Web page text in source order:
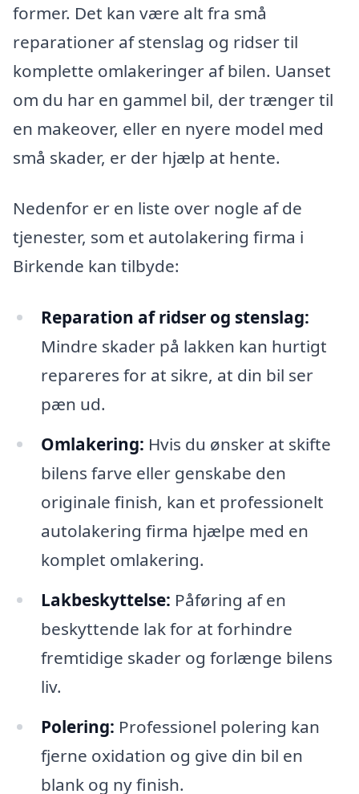
former. Det kan være alt fra små
reparationer af stenslag og ridser til
komplette omlakeringer af bilen. Uanset
om du har en gammel bil, der trænger til
en makeover, eller en nyere model med
små skader, er der hjælp at hente.
Nedenfor er en liste over nogle af de
tjenester, som et autolakering firma i
Birkende kan tilbyde:
Reparation af ridser og stenslag:
Mindre skader på lakken kan hurtigt
repareres for at sikre, at din bil ser
pæn ud.
Omlakering: Hvis du ønsker at skifte
bilens farve eller genskabe den
originale finish, kan et professionelt
autolakering firma hjælpe med en
komplet omlakering.
Lakbeskyttelse: Påføring af en
beskyttende lak for at forhindre
fremtidige skader og forlænge bilens
liv.
Polering: Professionel polering kan
fjerne oxidation og give din bil en
blank og ny finish.